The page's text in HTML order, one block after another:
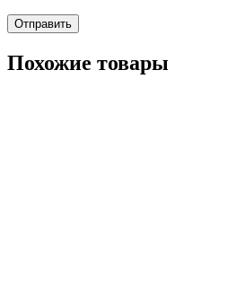
Похожие товары